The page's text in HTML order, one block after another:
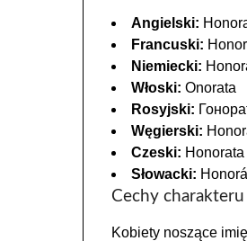
Angielski:
Francuski:
Niemiecki:
Włoski: Onorata
Rosyjski:
Węgierski:
Czeski: Honorata
Słowacki:
Cechy
Kobiety noszące